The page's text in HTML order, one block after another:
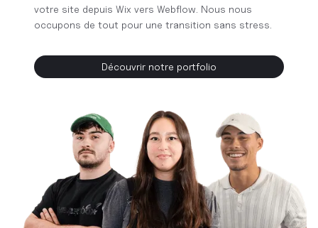
votre site depuis Wix vers Webflow. Nous nous
occupons de tout pour une transition sans stress.
Découvrir notre portfolio